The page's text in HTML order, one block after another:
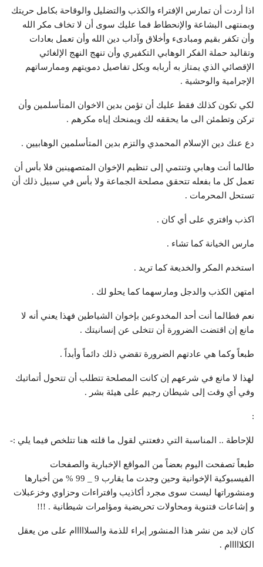
اذا أردت أن تمارس الإفتراء والكذب والتضليل والوقاحة بكامل حريتك
وبمنتهى البشاعة والإنحطاط فما عليك سوى أن لا تخاف مكر الله
وأن تكفر بقيم ومبادىء وأخلاق وآداب دين الله وأن تعمل بعادات
وتقاليد حملة الفكر الوهابي التكفيري وأن تنهج النهج الإلغائي
الإقصائي الذي يمتاز به أربابه وبكل تفاصيل دمويتهم وممارساتهم
الإجرامية والوحشية .
لكي تكون كذلك فقط عليك أن تؤمن بدين الاخوان المتأسلمين وأن
تركن وتطمئن الى ما يحققه لك ويمنحك إياه مكرهم .
دع عنك دين الإسلام المحمدي والتزم بدين المتأسلمين الوهابيين .
طالما أنت وهابي وتنتمي إلى تنظيم الإخوان المتصهينين فلا بأس أن
تعمل كل ما بفعله تتحقق مصلحة الجماعة ولا بأس في سبيل ذلك أن
تستحل المحرمات .
اكذب وافتري على أي كان .
مارس الخيانة كما تشاء .
استخدم المكر والخديعة كما تريد .
امتهن الكذب والدجل ومارسهما كما يحلو لك .
نعم فطالما أنت أحد المخدوعين بإخوان الشياطين فهذا يعني أنه لا
مانع إن اقتضت الضرورة أن تتخلى عن إنسانيتك .
طبعاً وكما هي عادتهم الضرورة تقضي ذلك دائماً وأبداً .
لهذا لا مانع في شرعهم إن كانت المصلحة تتطلب أن تتحول أتماتيك
وفي أي وقت إلى شيطان رجيم على هيئة بشر .
:
للإحاطة .. المناسبة التي دفعتني لقول ما قلته هنا تتلخص فيما يلي :-
طبعاً تصفحت اليوم بعضاً من المواقع الإخبارية والصفحات
الفيسبوكية الإخوانية وحين وجدت ما يقارب 9 _ 99 % من أخبارها
ومنشوراتها ليست سوى مجرد أكاذيب وافتراءات وحزاوي وخزعبلات
و إشاعات فتنوية ومحاولات تحريضية ومؤامرات شيطانية . !!!
كان لابد من نشر هذا المنشور إبراء للذمة والسلااااام على من يعقل
الكلااااام .